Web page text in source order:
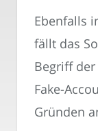
Ebenfalls
fällt das
Begriff der
Fake-
Gründen